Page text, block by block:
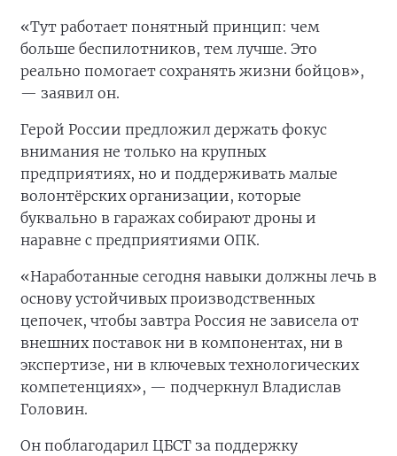
«Тут работает понятный принцип: чем
больше беспилотников, тем лучше. Это
реально помогает сохранять жизни бойцов»,
— заявил он.
Герой России предложил держать фокус
внимания не только на крупных
предприятиях, но и поддерживать малые
волонтёрских организации, которые
буквально в гаражах собирают дроны и
наравне с предприятиями ОПК.
«Наработанные сегодня навыки должны лечь в
основу устойчивых производственных
цепочек, чтобы завтра Россия не зависела от
внешних поставок ни в компонентах, ни в
экспертизе, ни в ключевых технологических
компетенциях», — подчеркнул Владислав
Головин.
Он поблагодарил ЦБСТ за поддержку